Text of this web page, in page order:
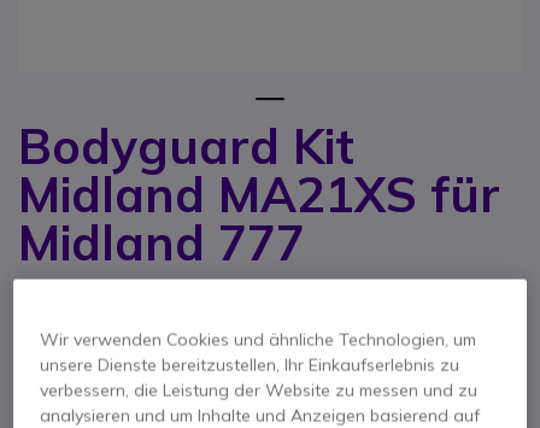
Bodyguard Kit
Midland MA21XS für
Midland 777
Mikrofon für Alan 777
4 von 2 Rezensionen
ERSPARNIS 5,00 €
Zum Anfang der Bildgalerie springen
Wir verwenden Cookies und ähnliche Technologien, um
unsere Dienste bereitzustellen, Ihr Einkaufserlebnis zu
verbessern, die Leistung der Website zu messen und zu
analysieren und um Inhalte und Anzeigen basierend auf